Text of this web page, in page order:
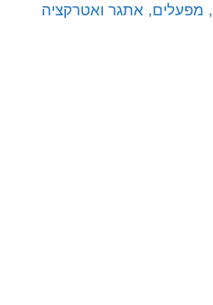
מפעלים, אתגר ואטרקציה